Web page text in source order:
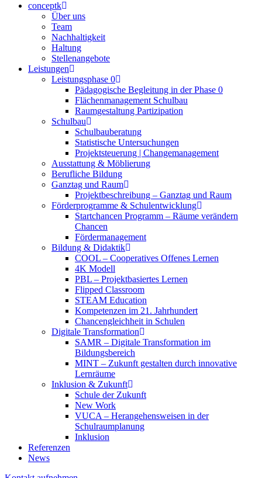
conceptk
Über uns
Team
Nachhaltigkeit
Haltung
Stellenangebote
Leistungen
Leistungsphase 0
Pädagogische Begleitung in der Phase 0
Flächenmanagement Schulbau
Raumgestaltung Partizipation
Schulbau
Schulbauberatung
Statistische Untersuchungen
Projektsteuerung | Changemanagement
Ausstattung & Möblierung
Berufliche Bildung
Ganztag und Raum
Projektbeschreibung – Ganztag und Raum
Förderprogramme & Schulentwicklung
Startchancen Programm – Räume verändern
Chancen
Fördermanagement
Bildung & Didaktik
COOL – Cooperatives Offenes Lernen
4K Modell
PBL – Projektbasiertes Lernen
Flipped Classroom
STEAM Education
Kompetenzen im 21. Jahrhundert
Chancengleichheit in Schulen
Digitale Transformation
SAMR – Digitale Transformation im
Bildungsbereich
MINT – Zukunft gestalten durch innovative
Lernräume
Inklusion & Zukunft
Schule der Zukunft
New Work
VUCA – Herangehensweisen in der
Schulraumplanung
Inklusion
Referenzen
News